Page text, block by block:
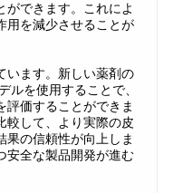
ができます。これによ
用を減少させることが
います。新しい薬剤の
ルを使用することで、
評価することができま
較して、より実際の皮
果の信頼性が向上しま
安全な製品開発が進む